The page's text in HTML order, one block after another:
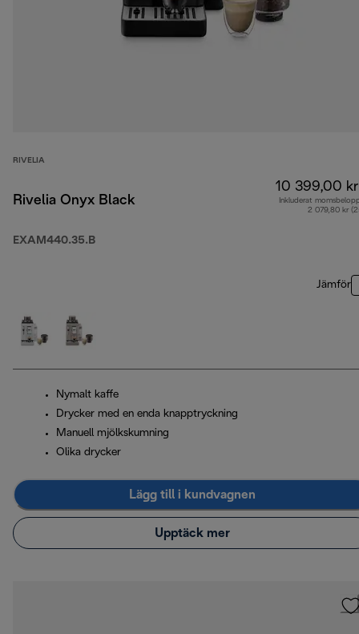
RIVELIA
Rivelia Onyx Black
EXAM440.35.B
10 399,00 kr
Inkluderat
2 079,80 kr
Jämför
Nymalt kaffe
Drycker med en enda knapptryckning
Manuell mjölkskumning
Olika drycker
Lägg till i kundvagnen
Upptäck mer